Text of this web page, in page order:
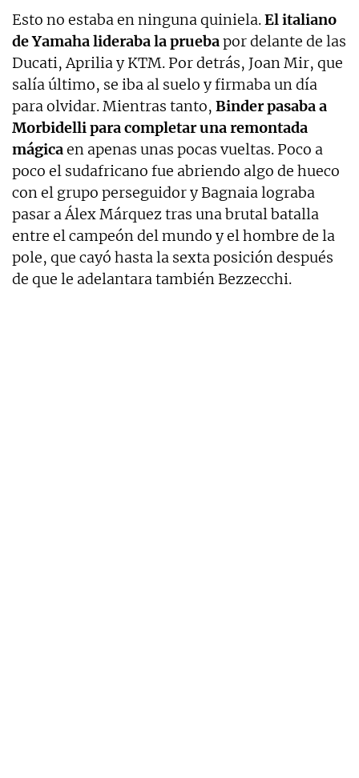
Esto no estaba en ninguna quiniela.El italiano
de Yamaha lideraba la pruebapor delante de las
Ducati, Aprilia y KTM. Por detrás, Joan Mir, que
salía último, se iba al suelo y firmaba un día
para olvidar. Mientras tanto, Binder pasaba a
Morbidelli para completar una remontada
mágicaen apenas unas pocas vueltas. Poco a
poco el sudafricano fue abriendo algo de hueco
con el grupo perseguidor y Bagnaia lograba
pasar a Álex Márquez tras una brutal batalla
entre el campeón del mundo y el hombre de la
pole, que cayó hasta la sexta posición después
de que le adelantara también Bezzecchi.